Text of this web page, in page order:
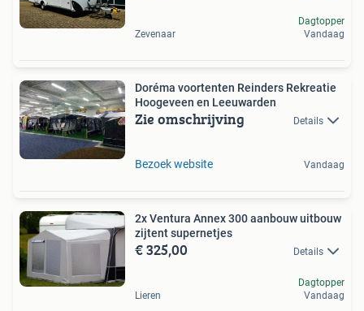
Zevenaar
Dagtopper
Vandaag
Doréma voortenten Reinders Rekreatie
Hoogeveen en Leeuwarden
Zie omschrijving Details
Bezoek website Vandaag
2x Ventura Annex 300 aanbouw uitbouw
zijtent supernetjes
€ 325,00 Details
Lieren
Dagtopper
Vandaag